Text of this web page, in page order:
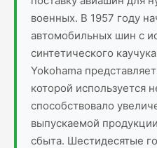
военных. В 1957 году
автомобильных шин с
синтетического
Yokohama
которой используется
способствовало
выпускаемой
сбыта. Шестидесятые